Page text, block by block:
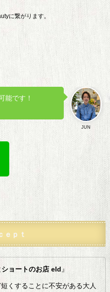
に繋がります。
JUN
能です！
ｅｐｔ
ショートのお店 eld 』
くすることに不安がある大人